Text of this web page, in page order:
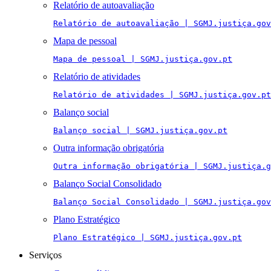
Relatório de autoavaliação
Relatório de autoavaliação |
Mapa de pessoal
Mapa de pessoal | SGMJ.justiça.gov.pt
Relatório de atividades
Relatório de atividades | SGMJ.justiça.gov.pt
Balanço social
Balanço social | SGMJ.justiça.gov.pt
Outra informação obrigatória
Outra informação obrigatória |
Balanço Social Consolidado
Balanço Social Consolidado |
Plano Estratégico
Plano Estratégico | SGMJ.justiça.gov.pt
Serviços